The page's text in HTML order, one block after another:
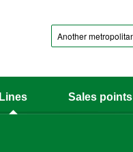
Lines Sales points